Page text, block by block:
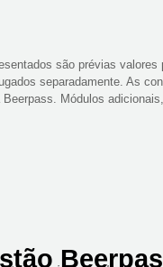
são prévias
separadamente. As
Módulos